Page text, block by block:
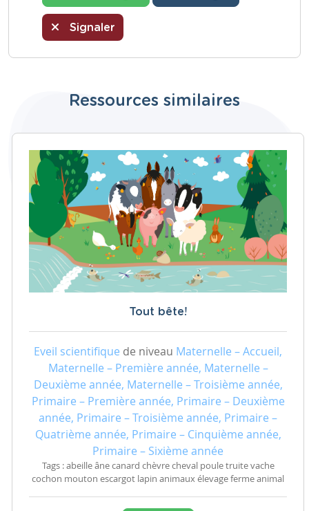
Signaler
Ressources similaires
Tout bête!
Eveil scientifique de niveau Maternelle – Accueil,
Maternelle – Première année, Maternelle –
Deuxième année, Maternelle – Troisième année,
Primaire – Première année, Primaire – Deuxième
année, Primaire – Troisième année, Primaire –
Quatrième année, Primaire – Cinquième année,
Primaire – Sixième année
Tags : abeille âne canard chèvre cheval poule truite vache
cochon mouton escargot lapin animaux élevage ferme animal